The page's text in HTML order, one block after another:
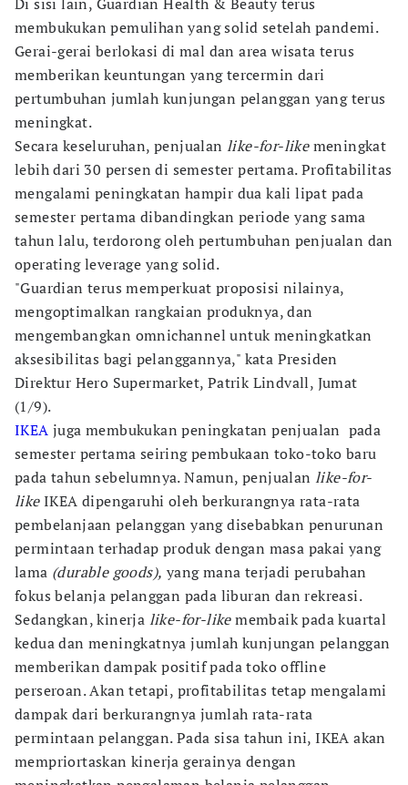
membukukan pemulihan yang solid setelah pandemi.
Gerai-gerai berlokasi di mal dan area wisata terus
memberikan keuntungan yang tercermin dari
pertumbuhan jumlah kunjungan pelanggan yang terus
meningkat.
Secara keseluruhan, penjualan like-for-likemeningkat
lebih dari 30 persen di semester pertama. Profitabilitas
mengalami peningkatan hampir dua kali lipat pada
semester pertama dibandingkan periode yang sama
tahun lalu, terdorong oleh pertumbuhan penjualan dan
operating leverage yang solid.
"Guardian terus memperkuat proposisi nilainya,
mengoptimalkan rangkaian produknya, dan
mengembangkan omnichannel untuk meningkatkan
aksesibilitas bagi pelanggannya," kata Presiden
Direktur Hero Supermarket, Patrik Lindvall, Jumat
(1/9).
IKEA juga membukukan peningkatan penjualan pada
semester pertama seiring pembukaan toko-toko baru
pada tahun sebelumnya. Namun, penjualan like-for-
likeIKEA dipengaruhi oleh berkurangnya rata-rata
pembelanjaan pelanggan yang disebabkan penurunan
permintaan terhadap produk dengan masa pakai yang
lama (durable goods), yang mana terjadi perubahan
fokus belanja pelanggan pada liburan dan rekreasi.
Sedangkan, kinerja like-for-likemembaik pada kuartal
kedua dan meningkatnya jumlah kunjungan pelanggan
memberikan dampak positif pada toko offline
perseroan. Akan tetapi, profitabilitas tetap mengalami
dampak dari berkurangnya jumlah rata-rata
permintaan pelanggan. Pada sisa tahun ini, IKEA akan
mempriortaskan kinerja gerainya dengan